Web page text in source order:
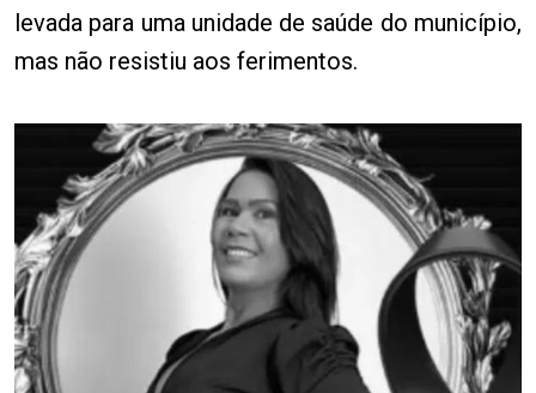
levada para uma unidade de saúde do município,
mas não resistiu aos ferimentos.